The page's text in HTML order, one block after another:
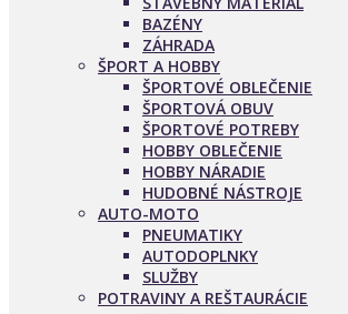
BAZÉNY
ZÁHRADA
ŠPORT A HOBBY
ŠPORTOVÉ OBLEČENIE
ŠPORTOVÁ OBUV
ŠPORTOVÉ POTREBY
HOBBY OBLEČENIE
HOBBY NÁRADIE
HUDOBNÉ NÁSTROJE
AUTO-MOTO
PNEUMATIKY
AUTODOPLNKY
SLUŽBY
POTRAVINY A REŠTAURÁCIE